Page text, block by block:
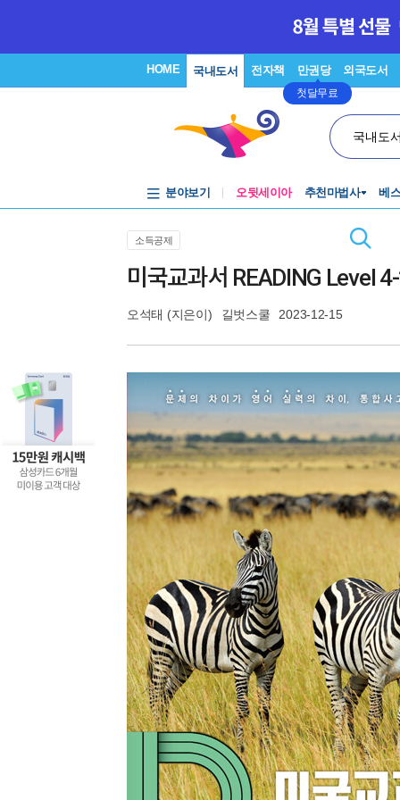
HOME 국내도서 전자책 만권당
첫달무료
외국도서
국내도
분야보기 오뒷세이아 추천마법사 베
소득공제
미국교과서 READING Level
오석태 (지은이) 길벗스쿨 2023-12-15